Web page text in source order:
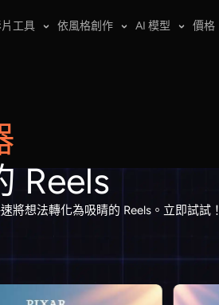
工具 依風格創作 AI 模型 價格
Reels
想法轉化為吸睛的 Reels。立即試試！